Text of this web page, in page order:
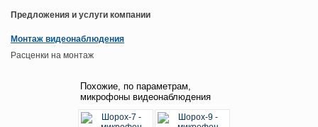
Предложения и услуги компании
Монтаж видеонаблюдения
Расценки на монтаж
Похожие, по параметрам,
микрофоны видеонаблюдения